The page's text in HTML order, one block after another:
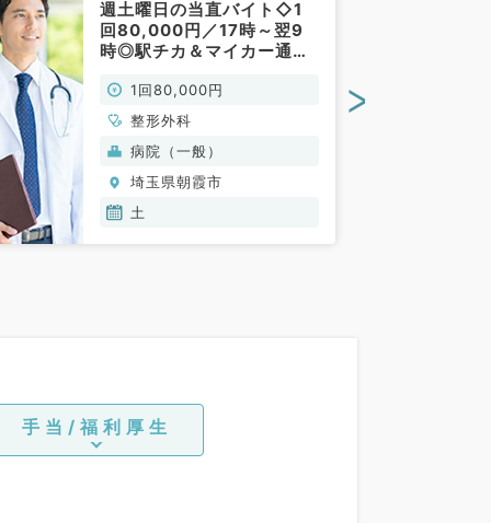
週土曜日の当直バイト◇1
回80,000円／17時～翌9
時◎駅チカ＆マイカー通勤
勤）1回80,000円
整形外科
病院（一般）
埼玉県朝霞市
土
>
手当/福利厚生